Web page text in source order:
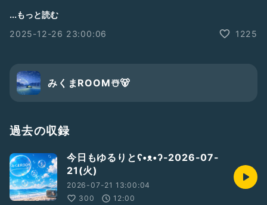
*<お題ガチャ>
オープニング、ちょっと変わりました( •ᴗ• )
ぜひ聞いてみてね！
みんなからのお便り・♡・質問・ご意見・感想コメント・
コラボ依頼・フォローや番組で語って欲しい話題や番宣して欲
しい事など
...もっと読む
2025-12-26 23:00:06
1225
みくまROOM☃️🐻
過去の収録
今日もゆるりとʕ•ᴥ•ʔ-2026-07-
21(火)
2026-07-21 13:00:04
300
12:00